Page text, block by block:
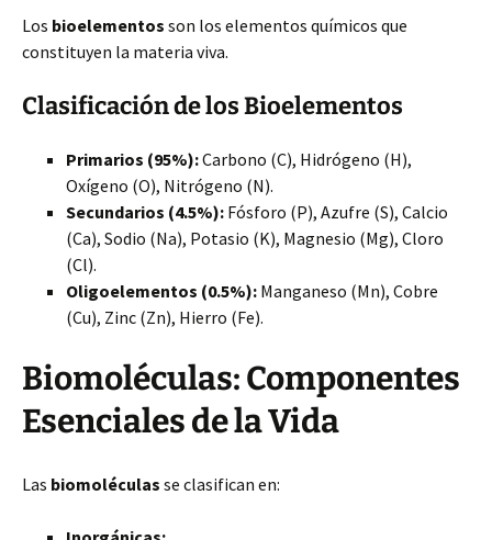
Los bioelementos son los elementos químicos que
constituyen la materia viva.
Clasificación de los Bioelementos
Primarios (95%):Carbono (C), Hidrógeno (H),
Oxígeno (O), Nitrógeno (N).
Secundarios (4.5%): Fósforo (P), Azufre (S), Calcio
(Ca), Sodio (Na), Potasio (K), Magnesio (Mg), Cloro
(Cl).
Oligoelementos (0.5%): Manganeso (Mn), Cobre
(Cu), Zinc (Zn), Hierro (Fe).
Biomoléculas: Componentes
Esenciales de la Vida
Las biomoléculas se clasifican en: